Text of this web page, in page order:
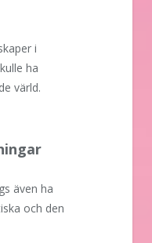
i
ha
värld.
även ha
och den